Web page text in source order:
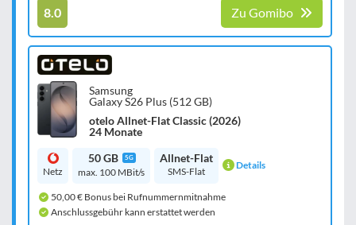
8.0 Zu Gomibo
Samsung
Galaxy S26 Plus (512 GB)
otelo Allnet-Flat Classic (2026)
24 Monate
Netz
50 GB 5G
max. 100 MBit/s
Allnet-Flat
SMS-Flat Details
50,00 € Bonus bei Rufnummernmitnahme
Anschlussgebühr kann erstattet werden